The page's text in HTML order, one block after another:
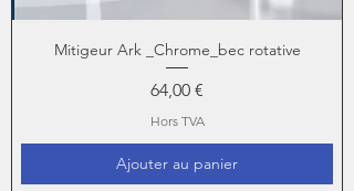
Mitigeur Ark _Chrome_bec rotative
Prix
64,00 €
Hors TVA
Ajouter au panier